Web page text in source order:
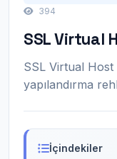
394
SSL Virtual
SSL Virtual Host
yapılandırma
İçindekiler